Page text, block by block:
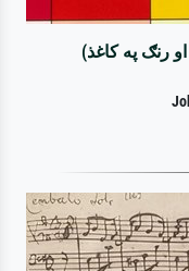
رنګ په کاغذ)